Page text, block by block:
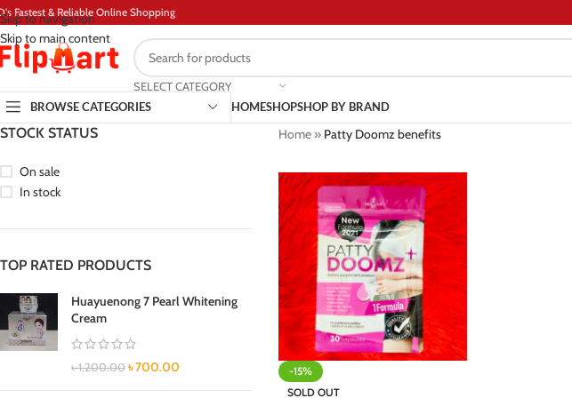
Skip to navigation
Skip to main content
Fastest & Reliable Online Shopping
SELECT CATEGORY
BROWSE CATEGORIES
HOMESHOPSHOP BY BRAND
STOCK STATUS
On sale
In stock
TOP RATED PRODUCTS
Huayuenong 7 Pearl Whitening
Cream
৳1,200.00 ৳700.00
Home» Patty Doomz benefits
-15%
SOLD OUT